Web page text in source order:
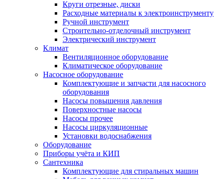
Круги отрезные, диски
Расходные материалы к электроинструменту
Ручной инструмент
Строительно-отделочный инструмент
Электрический инструмент
Климат
Вентиляционное оборудование
Климатическое оборудование
Насосное оборудование
Комплектующие и запчасти для насосного
оборудования
Насосы повышения давления
Поверхностные насосы
Насосы прочее
Насосы циркуляционные
Установки водоснабжения
Оборудование
Приборы учёта и КИП
Сантехника
Комплектующие для стиральных машин